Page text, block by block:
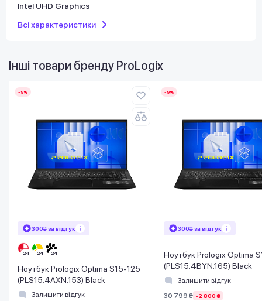
Intel UHD Graphics
Всі характеристики
Інші товари бренду ProLogix
-9%
300₴ за відгук
Ноутбук Prologix Optima S15-125
(PLS15.4AXN.153) Black
Залишити відгук
-9%
300₴ за відгук
Ноутбук Prologix Optima
(PLS15.4BYN.165) Black
Залишити відгук
30 799 ₴ -2 800 ₴